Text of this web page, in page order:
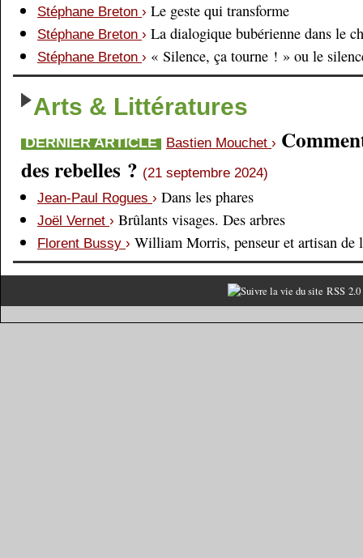
Stéphane Breton › Le geste qui transforme
Stéphane Breton › La dialogique bubérienne dans le
Stéphane Breton › « Silence, ça tourne ! » ou le
Arts & Littératures
DERNIER ARTICLE Bastien Mouchet ›
des rebelles ? (21 septembre 2024)
Jean-Paul Rogues › Dans les phares
Joël Vernet › Brûlants visages. Des arbres
Florent Bussy › William Morris, penseur et artisan de
RSS 2.0